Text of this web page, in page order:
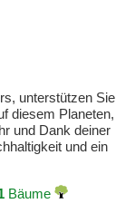
unterstützen Sie
diesem Planeten,
und Dank deiner
und ein
Bäume